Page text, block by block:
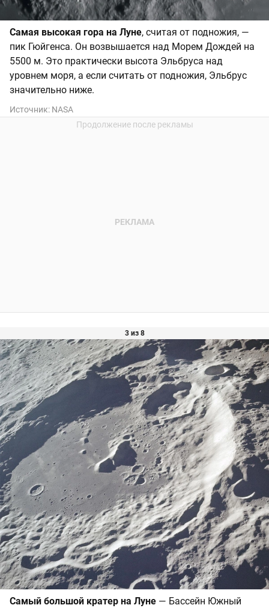
Самая высокая гора на Луне, считая от подножия, —
пик Гюйгенса. Он возвышается над Морем Дождей на
5500 м. Это практически высота Эльбруса над
уровнем моря, а если считать от подножия, Эльбрус
значительно ниже.
Источник: NASA
3 из 8
Самый большой кратер на Луне — Бассейн Южный